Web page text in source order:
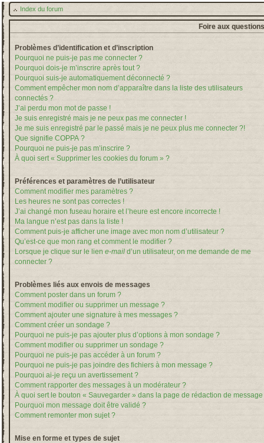
Index du forum
Foire aux
Problèmes d’identification et d’inscription
Pourquoi ne puis-je pas me connecter ?
Pourquoi dois-je m’inscrire après tout ?
Pourquoi suis-je automatiquement déconnecté ?
Comment empêcher mon nom d’apparaître dans la liste des utilisateurs
connectés ?
J’ai perdu mon mot de passe !
Je suis enregistré mais je ne peux pas me connecter !
Je me suis enregistré par le passé mais je ne peux plus me connecter ?!
Que signifie COPPA ?
Pourquoi ne puis-je pas m’inscrire ?
À quoi sert « Supprimer les cookies du forum » ?
Préférences et paramètres de l’utilisateur
Comment modifier mes paramètres ?
Les heures ne sont pas correctes !
J’ai changé mon fuseau horaire et l’heure est encore incorrecte !
Ma langue n’est pas dans la liste !
Comment puis-je afficher une image avec mon nom d’utilisateur ?
Qu’est-ce que mon rang et comment le modifier ?
Lorsque je clique sur le lien e-mail d’un utilisateur, on me demande de me
connecter ?
Problèmes liés aux envois de messages
Comment poster dans un forum ?
Comment modifier ou supprimer un message ?
Comment ajouter une signature à mes messages ?
Comment créer un sondage ?
Pourquoi ne puis-je pas ajouter plus d’options à mon sondage ?
Comment modifier ou supprimer un sondage ?
Pourquoi ne puis-je pas accéder à un forum ?
Pourquoi ne puis-je pas joindre des fichiers à mon message ?
Pourquoi ai-je reçu un avertissement ?
Comment rapporter des messages à un modérateur ?
À quoi sert le bouton « Sauvegarder » dans la page de rédaction de message
Pourquoi mon message doit être validé ?
Comment remonter mon sujet ?
Mise en forme et types de sujet